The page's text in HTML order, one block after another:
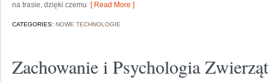
na trasie, dzięki czemu [ Read More ]
CATEGORIES: NOWE TECHNOLOGIE
Zachowanie i Psychologia Zwierząt